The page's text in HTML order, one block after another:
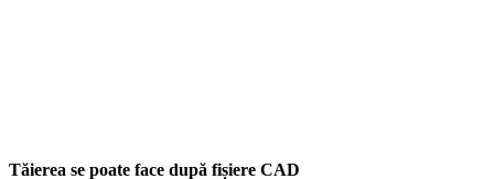
Tăierea se poate face după fișiere CAD